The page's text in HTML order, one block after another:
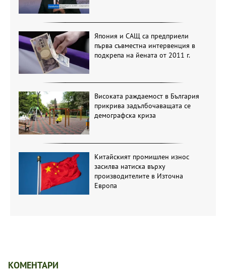
Япония и САЩ са предприели
първа съвместна интервенция в
подкрепа на йената от 2011 г.
Високата раждаемост в България
прикрива задълбочаващата се
демографска криза
Китайският промишлен износ
засилва натиска върху
производителите в Източна
Европа
КОМЕНТАРИ